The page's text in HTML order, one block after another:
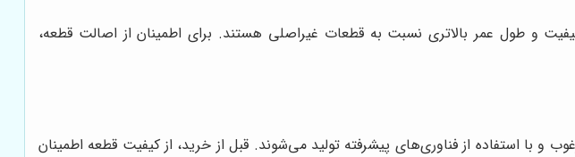
و طول عمر بالاتری نسبت به قطعات غیراصلی هستند. برای اطمینان از اصالت قطعه،
و با استفاده از فناوری‌های پیشرفته تولید می‌شوند. قبل از خرید، از کیفیت قطعه اطمینان